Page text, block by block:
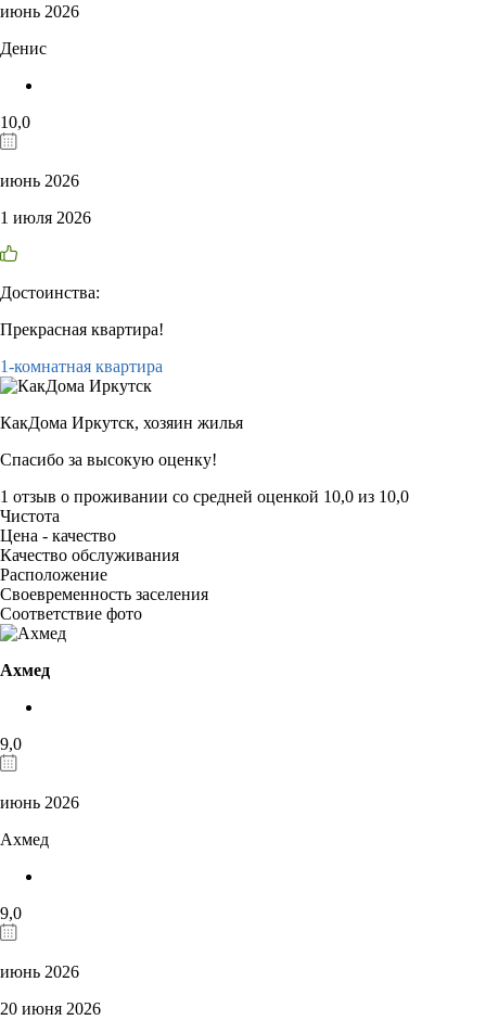
июнь 2026
Денис
10,0
июнь 2026
1 июля 2026
Достоинства:
Прекрасная квартира!
1-комнатная квартира
КакДома Иркутск, хозяин жилья
Спасибо за высокую оценку!
1 отзыв о проживании со средней оценкой 10,0 из 10,0
Чистота
Цена - качество
Качество обслуживания
Расположение
Своевременность заселения
Соответствие фото
Ахмед
9,0
июнь 2026
Ахмед
9,0
июнь 2026
20 июня 2026